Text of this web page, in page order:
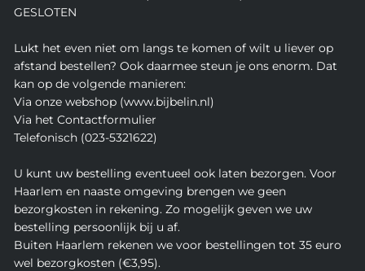
GESLOTEN
Lukt het even niet om langs te komen of wilt u liever op
afstand bestellen? Ook daarmee steun je ons enorm. Dat
kan op de volgende manieren:
Via onze webshop (www.bijbelin.nl)
Via het Contactformulier
Telefonisch (023-5321622)
U kunt uw bestelling eventueel ook laten bezorgen. Voor
Haarlem en naaste omgeving brengen we geen
bezorgkosten in rekening. Zo mogelijk geven we uw
bestelling persoonlijk bij u af.
Buiten Haarlem rekenen we voor bestellingen tot 35 euro
wel bezorgkosten (€3,95).